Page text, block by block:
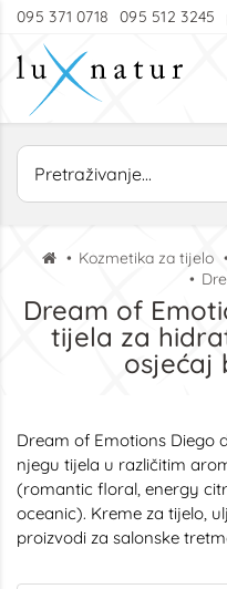
095 371 0718 095 512 3245
Kozmetika za tijelo
Dream of
tijela za
osjećaj
Dream of Emotions Diego
njegu tijela u različitim
(romantic floral, energy
oceanic). Kreme za tijelo,
proizvodi za salonske